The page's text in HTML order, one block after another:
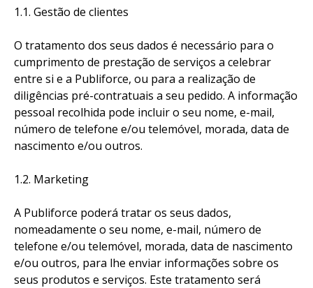
1.1. Gestão de clientes
O tratamento dos seus dados é necessário para o
cumprimento de prestação de serviços a celebrar
entre si e a Publiforce, ou para a realização de
diligências pré-contratuais a seu pedido. A informação
pessoal recolhida pode incluir o seu nome, e-mail,
número de telefone e/ou telemóvel, morada, data de
nascimento e/ou outros.
1.2. Marketing
A Publiforce poderá tratar os seus dados,
nomeadamente o seu nome, e-mail, número de
telefone e/ou telemóvel, morada, data de nascimento
e/ou outros, para lhe enviar informações sobre os
seus produtos e serviços. Este tratamento será